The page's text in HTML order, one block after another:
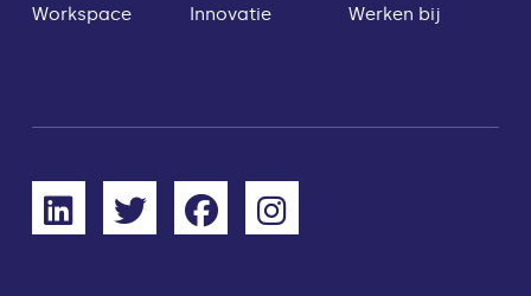
Workspace Innovatie Werken bij